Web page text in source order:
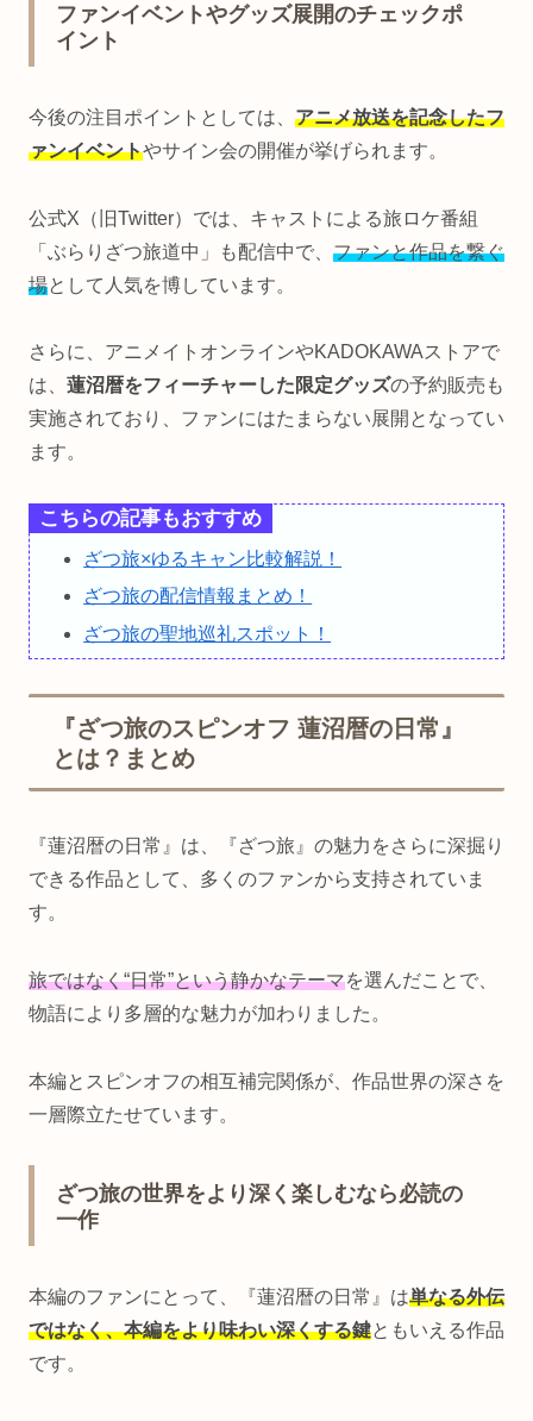
ファンイベントやグッズ展開のチェックポ
イント
今後の注目ポイントとしては、 アニメ放送を記念したフ
ァンイベントやサイン会の開催が挙げられます。
公式X（旧Twitter）では、キャストによる旅ロケ番組
「ぶらりざつ旅道中」も配信中で、 ファンと作品を繋ぐ
場として人気を博しています。
さらに、アニメイトオンラインやKADOKAWAストアで
は、 蓮沼暦をフィーチャーした限定グッズの予約販売も
実施されており、ファンにはたまらない展開となってい
ます。
こちらの記事もおすすめ
ざつ旅×ゆるキャン比較解説！
ざつ旅の配信情報まとめ！
ざつ旅の聖地巡礼スポット！
『ざつ旅のスピンオフ 蓮沼暦の日常』
とは？まとめ
『蓮沼暦の日常』は、『ざつ旅』の魅力をさらに深掘り
できる作品として、多くのファンから支持されていま
す。
旅ではなく“日常”という静かなテーマを選んだことで、
物語により多層的な魅力が加わりました。
本編とスピンオフの相互補完関係が、作品世界の深さを
一層際立たせています。
ざつ旅の世界をより深く楽しむなら必読の
一作
本編のファンにとって、『蓮沼暦の日常』は単なる外伝
ではなく、本編をより味わい深くする鍵ともいえる作品
です。